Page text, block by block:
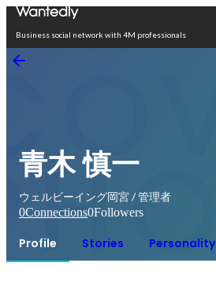
Business social network with 4M professionals
青木 慎一
ウェルビーイング岡宮 / 管理者
0Connections0Followers
Profile Stories Personality